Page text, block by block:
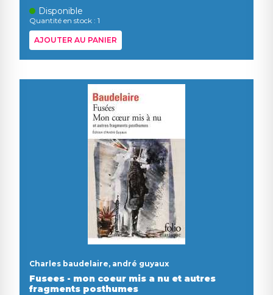
Disponible
Quantité en stock : 1
AJOUTER AU PANIER
Charles baudelaire, andré guyaux
Fusees - mon coeur mis a nu et autres
fragments posthumes